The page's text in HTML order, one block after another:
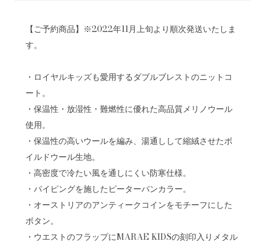
【ご予約商品】※2022年11月上旬より順次発送いたしま
す。
・ロイヤルキッズも愛用するダブルブレストのニットコ
ート。
・保温性・放湿性・難燃性に優れた高品質メリノウール
使用。
・保温性の高いウールを編み、湯通しして縮絨させたボ
イルドウール生地。
・高密度で冷たい風を通しにくい防寒仕様。
・パイピングを施したピーターパンカラー。
・オーストリアのアンティークコインをモチーフにした
ボタン。
・ウエストのフラップにMARAE KIDSの刻印入りメタル